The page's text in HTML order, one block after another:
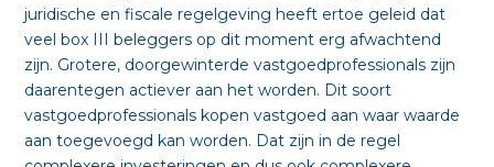
juridische en fiscale regelgeving heeft ertoe geleid dat
veel box III beleggers op dit moment erg afwachtend
zijn. Grotere, doorgewinterde vastgoedprofessionals zijn
daarentegen actiever aan het worden. Dit soort
vastgoedprofessionals kopen vastgoed aan waar waarde
aan toegevoegd kan worden. Dat zijn in de regel